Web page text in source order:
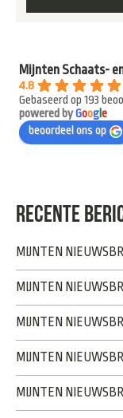
Mijnten Schaats-
4.8
Gebaseerd op 193
powered byGoogle
beoordeel ons op
RECENTE
MIJNTEN
MIJNTEN
MIJNTEN
MIJNTEN
MIJNTEN